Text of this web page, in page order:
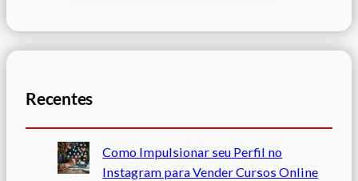
Recentes
Como Impulsionar seu Perfil no
Instagram para Vender Cursos Online